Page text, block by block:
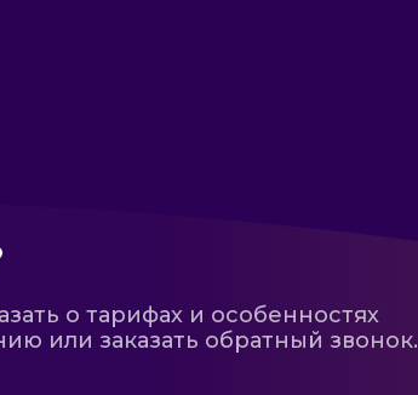
о тарифах и особенностях
или заказать обратный звонок.